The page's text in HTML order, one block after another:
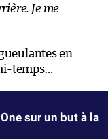
Je me
en
temps…
sur un but à la